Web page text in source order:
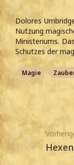
Dolores
Nutzung
Ministeriums.
Schutzes der
Magie